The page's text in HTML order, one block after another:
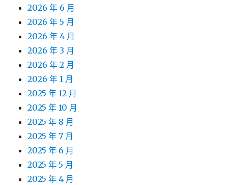
2026 年 6 月
2026 年 5 月
2026 年 4 月
2026 年 3 月
2026 年 2 月
2026 年 1 月
2025 年 12 月
2025 年 10 月
2025 年 8 月
2025 年 7 月
2025 年 6 月
2025 年 5 月
2025 年 4 月